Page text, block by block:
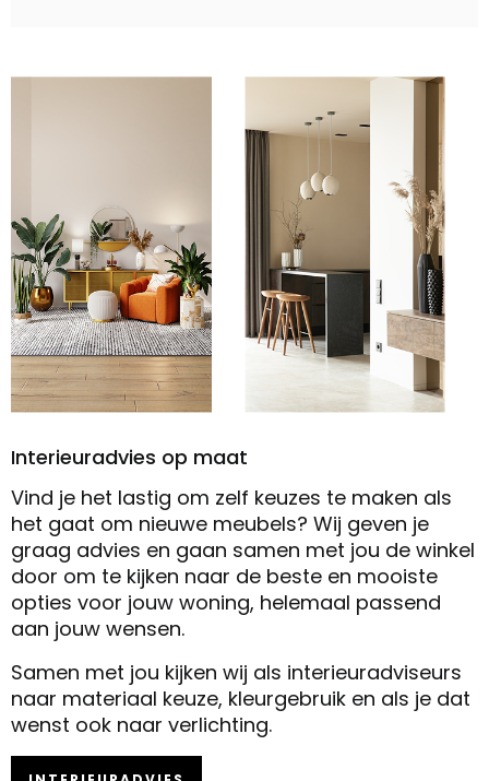
Interieuradvies op maat
Vind je het lastig om zelf keuzes te maken als
het gaat om nieuwe meubels? Wij geven je
graag advies en gaan samen met jou de winkel
door om te kijken naar de beste en mooiste
opties voor jouw woning, helemaal passend
aan jouw wensen.
Samen met jou kijken wij als interieuradviseurs
naar materiaal keuze, kleurgebruik en als je dat
wenst ook naar verlichting.